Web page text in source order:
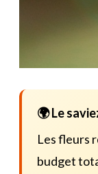
🌍 Le
Les fleurs
budget